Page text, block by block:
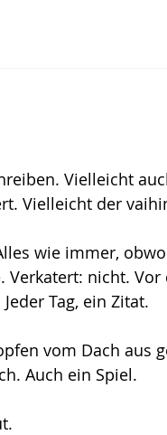
Vielleicht
Vielleicht der
wie immer,
nicht. Vor
Tag, ein Zitat.
vom Dach aus
Auch ein Spiel.